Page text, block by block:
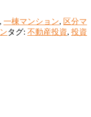
, 一棟マンション, 区分マ
タグ: 不動産投資, 投資